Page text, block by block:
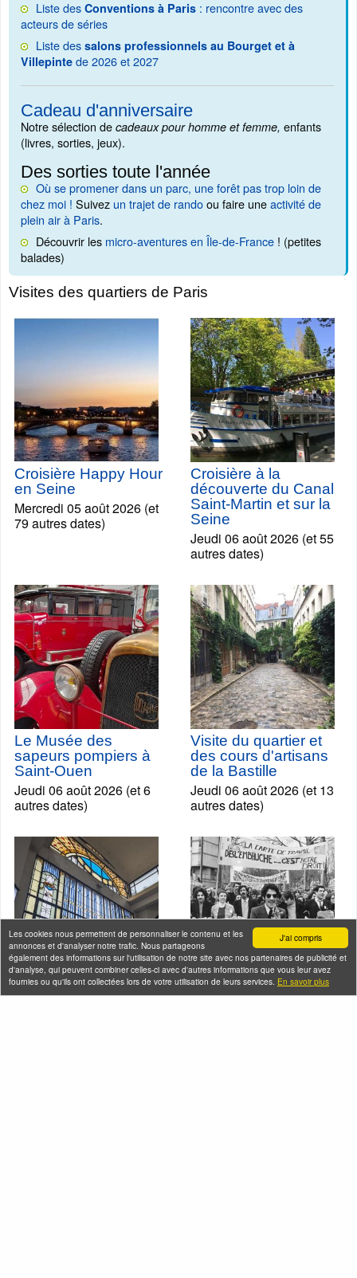
J'ai compris
Les cookies nous permettent de personnaliser le contenu et les
annonces et d'analyser notre trafic. Nous partageons
également des informations sur l'utilisation de notre site avec nos partenaires de publicité et
d'analyse, qui peuvent combiner celles-ci avec d'autres informations que vous leur avez
fournies ou qu'ils ont collectées lors de votre utilisation de leurs services. En savoir plus
Liste des Conventions à Paris : rencontre avec des
acteurs de séries
Liste des salons professionnels au Bourget et à
Villepinte de 2026 et 2027
Cadeau d'anniversaire
Notre sélection de cadeaux pour homme et femme, enfants
(livres, sorties, jeux).
Des sorties toute l'année
Où se promener dans un parc, une forêt pas trop loin de
chez moi ! Suivez un trajet de randoou faire uneactivité de
plein air à Paris.
Découvrir les micro-aventures en Île-de-France ! (petites
balades)
Visites des quartiers de Paris
Croisière Happy Hour
en Seine
Mercredi 05 août 2026 (et
79 autres dates)
Croisière à la
découverte du Canal
Saint-Martin et sur la
Seine
Jeudi 06 août 2026 (et 55
autres dates)
Le Musée des
sapeurs pompiers à
Saint-Ouen
Jeudi 06 août 2026 (et 6
autres dates)
Visite du quartier et
des cours d'artisans
de la Bastille
Jeudi 06 août 2026 (et 13
autres dates)
Les trésors industriels
Belleville la Rebelle,